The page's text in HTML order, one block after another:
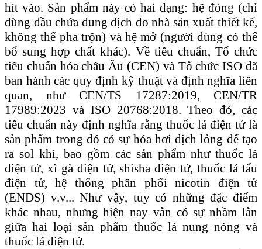
hít vào. Sản phẩm này có hai dạng: hệ đóng (chỉ
dùng đầu chứa dung dịch do nhà sản xuất thiết kế,
không thể pha trộn) và hệ mở (người dùng có thể
bổ sung hợp chất khác). Về tiêu chuẩn, Tổ chức
tiêu chuẩn hóa châu Âu (CEN) và Tổ chức ISO đã
ban hành các quy định kỹ thuật và định nghĩa liên
quan, như CEN/TS 17287:2019, CEN/TR
17989:2023 và ISO 20768:2018. Theo đó, các
tiêu chuẩn này định nghĩa rằng thuốc lá điện tử là
sản phẩm trong đó có sự hóa hơi dịch lỏng để tạo
ra sol khí, bao gồm các sản phẩm như thuốc lá
điện tử, xì gà điện tử, shisha điện tử, thuốc lá tẩu
điện tử, hệ thống phân phối nicotin điện tử
(ENDS) v.v... Như vậy, tuy có những đặc điểm
khác nhau, nhưng hiện nay vẫn có sự nhầm lẫn
giữa hai loại sản phẩm thuốc lá nung nóng và
thuốc lá điện tử.